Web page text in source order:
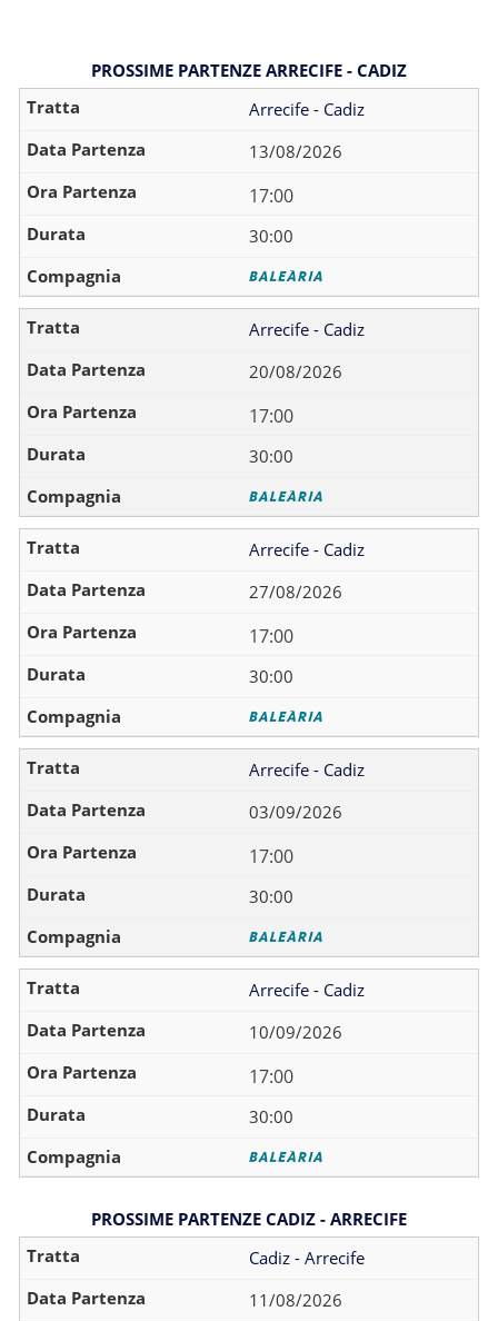
PROSSIME PARTENZE ARRECIFE - CADIZ
Arrecife - Cadiz
13/08/2026
17:00
30:00
Arrecife - Cadiz
20/08/2026
17:00
30:00
Arrecife - Cadiz
27/08/2026
17:00
30:00
Arrecife - Cadiz
03/09/2026
17:00
30:00
Arrecife - Cadiz
10/09/2026
17:00
30:00
PROSSIME PARTENZE CADIZ - ARRECIFE
Cadiz - Arrecife
11/08/2026